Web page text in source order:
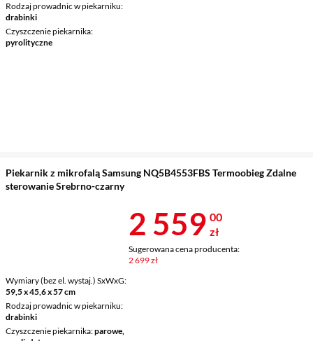
Rodzaj prowadnic w piekarniku
drabinki
Czyszczenie piekarnika
pyrolityczne
Piekarnik z mikrofalą Samsung NQ5B4553FBS Termoobieg Zdalne
sterowanie Srebrno-czarny
Wymiary (bez el. wystaj.) SxWxG
59,5 x 45,6 x 57 cm
Rodzaj prowadnic w piekarniku
drabinki
Czyszczenie piekarnika parowe,
Cena 2 559 zł
2 559 00
zł
Sugerowana cena producenta:
2 699 zł